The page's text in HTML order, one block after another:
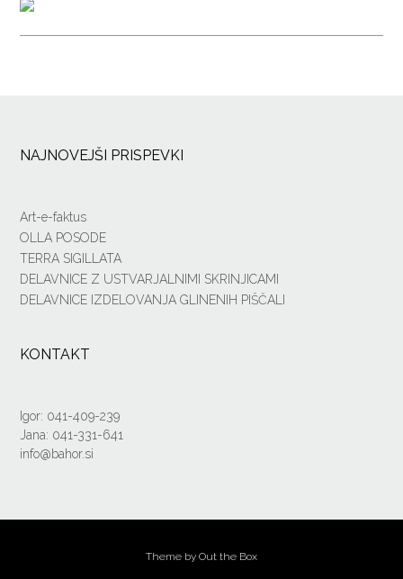
NAJNOVEJŠI PRISPEVKI
Art-e-faktus
OLLA POSODE
TERRA SIGILLATA
DELAVNICE Z USTVARJALNIMI SKRINJICAMI
DELAVNICE IZDELOVANJA GLINENIH PIŠČALI
KONTAKT
Igor: 041-409-239
Jana: 041-331-641
info@bahor.si
Theme by Out the Box